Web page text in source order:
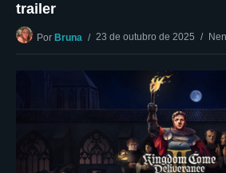
trailer
Por Bruna 23 de outubro de 2025